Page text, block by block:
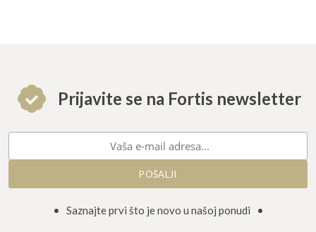
Prijavite se na Fortis newsletter
• Saznajte prvi što je novo u našoj ponudi •